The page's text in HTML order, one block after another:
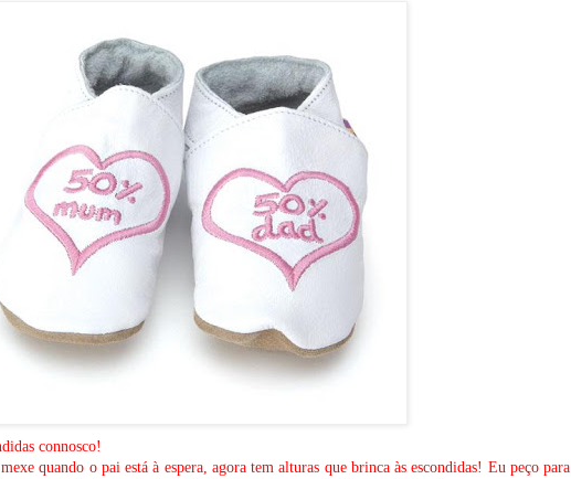
connosco!
quando o pai está à espera, agora tem alturas que brinca às escondidas! Eu peço para